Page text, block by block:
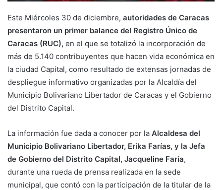
Este Miércoles 30 de diciembre, autoridades de Caracas
presentaron un primer balance del Registro Único de
Caracas (RUC), en el que se totalizó la incorporación de
más de 5.140 contribuyentes que hacen vida económica en
la ciudad Capital, como resultado de extensas jornadas de
despliegue informativo organizadas por la Alcaldía del
Municipio Bolivariano Libertador de Caracas y el Gobierno
del Distrito Capital.
La información fue dada a conocer por la Alcaldesa del
Municipio Bolivariano Libertador, Erika Farías, y la Jefa
de Gobierno del Distrito Capital, Jacqueline Faría,
durante una rueda de prensa realizada en la sede
municipal, que contó con la participación de la titular de la